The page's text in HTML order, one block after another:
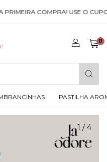
COMPRA! USE O
0
PASTILHA
1 / 4